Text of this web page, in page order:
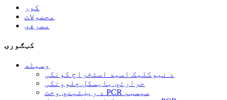
کور
محصولات
مصرفي
کټګورۍ
وسیله
د نیوکلیک اسید استخراج کونکی
حرارتي بایسکل چلوونکی
د ریښتیني وخت PCR سیسټم